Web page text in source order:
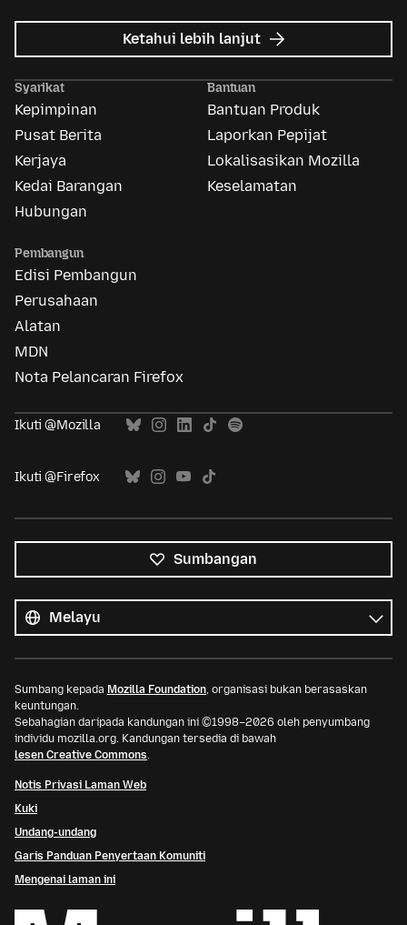
Ketahui lebih lanjut tentang
Iklan
Syarikat
Kepimpinan
Pusat Berita
Kerjaya
Kedai Barangan
Hubungan
Bantuan
Bantuan Produk
Laporkan Pepijat
Lokalisasikan Mozilla
Keselamatan
Pembangun
Edisi Pembangun
Perusahaan
Alatan
MDN
Nota Pelancaran Firefox
Ikuti @Mozilla
Ikuti @Firefox
Sumbangan
bahasa
Bahasa
Sumbang kepada Mozilla Foundation, organisasi bukan berasaskan
keuntungan.
Sebahagian daripada kandungan ini ©1998–2026 oleh penyumbang
individu mozilla.org. Kandungan tersedia di bawah
lesen Creative Commons.
Notis Privasi Laman Web
Kuki
Undang-undang
Garis Panduan Penyertaan Komuniti
Mengenai laman ini